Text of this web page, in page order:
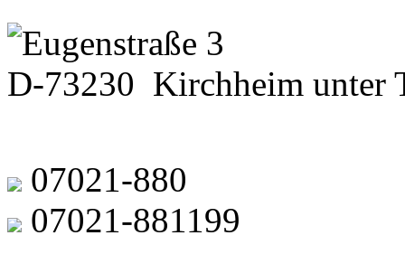
Eugenstraße 3
D-73230 Kirchheim unter
07021-880
07021-881199